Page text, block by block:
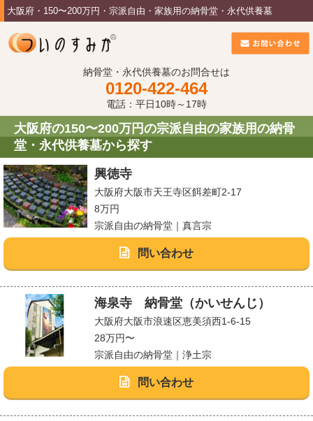
大阪府・150〜200万円・宗派自由・家族用の納骨堂・永代供養墓
納骨堂・永代供養墓のお問合せは
0120-422-464
電話：平日10時～17時
大阪府の150〜200万円の宗派自由の家族用の納骨
堂・永代供養墓から探す
興徳寺
大阪府大阪市天王寺区餌差町2-17
8万円
宗派自由の納骨堂｜真言宗
問い合わせ
海泉寺 納骨堂（かいせんじ）
大阪府大阪市浪速区恵美須西1-6-15
28万円〜
宗派自由の納骨堂｜浄土宗
問い合わせ